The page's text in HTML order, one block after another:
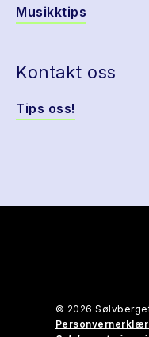
Musikktips
Kontakt oss
Tips oss!
© 2026